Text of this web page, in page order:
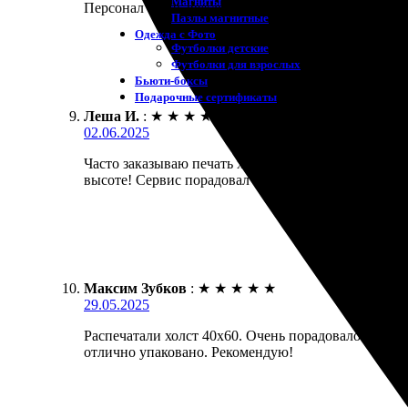
Пазлы магнитные
Одежда с Фото
Футболки детские
Футболки для взрослых
Бьюти-боксы
Подарочные сертификаты
Персонал очень вежливый и отзывчивый. Заказала
Леша И. : ★ ★ ★ ★
02.06.2025
Часто заказываю печать холстов. Работают
высоте! Сервис порадовал вниманием к деталям.
Максим Зубков : ★ ★ ★ ★ ★
29.05.2025
Распечатали холст 40х60. Очень порадовало
отлично упаковано. Рекомендую!